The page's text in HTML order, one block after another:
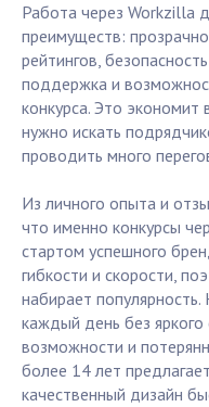
Работа через Workzilla
преимуществ:
рейтингов,
поддержка и
конкурса. Это
нужно искать
проводить много
Из личного опыта и
что именно конкурсы
стартом успешного
гибкости и скорости,
набирает
каждый день без
возможности и
более 14 лет
качественный дизайн